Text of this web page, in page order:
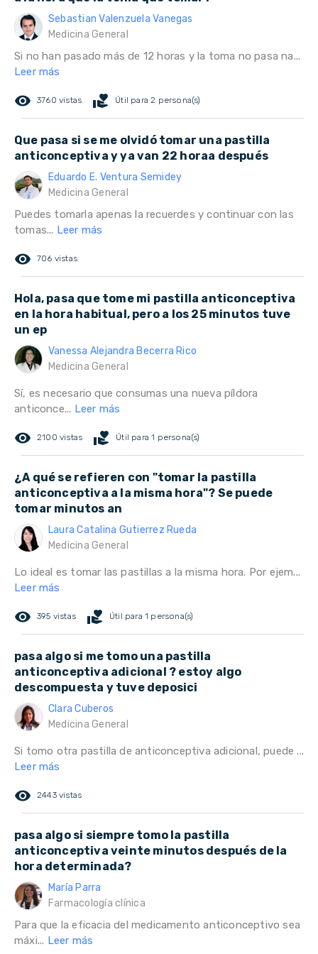
Sebastian Valenzuela Vanegas
Medicina General
Si no han pasado más de 12 horas y la toma no pasa na...
Leer más
remove_red_eye 3760 vistas volunteer_activism Útil para 2 persona(s)
Que pasa si se me olvidó tomar una pastilla
anticonceptiva y ya van 22 horaa después
Eduardo E. Ventura Semidey
Medicina General
Puedes tomarla apenas la recuerdes y continuar con las
tomas... Leer más
remove_red_eye 706 vistas
Hola, pasa que tome mi pastilla anticonceptiva
en la hora habitual, pero a los 25 minutos tuve
un ep
Vanessa Alejandra Becerra Rico
Medicina General
Sí, es necesario que consumas una nueva píldora
anticonce... Leer más
remove_red_eye 2100 vistas volunteer_activism Útil para 1 persona(s)
¿A qué se refieren con "tomar la pastilla
anticonceptiva a la misma hora"? Se puede
tomar minutos an
Laura Catalina Gutierrez Rueda
Medicina General
Lo ideal es tomar las pastillas a la misma hora. Por ejem...
Leer más
remove_red_eye 395 vistas volunteer_activism Útil para 1 persona(s)
pasa algo si me tomo una pastilla
anticonceptiva adicional ? estoy algo
descompuesta y tuve deposici
Clara Cuberos
Medicina General
Si tomo otra pastilla de anticonceptiva adicional, puede ...
Leer más
remove_red_eye 2443 vistas
pasa algo si siempre tomo la pastilla
anticonceptiva veinte minutos después de la
hora determinada?
María Parra
Farmacología clínica
Para que la eficacia del medicamento anticonceptivo sea
máxi... Leer más